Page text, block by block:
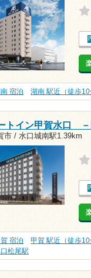
宿泊 湖南 駅近（徒歩10
トイン甲賀水口 －
市 / 水口城南駅1.39km
宿泊 甲賀 駅近（徒歩10
松尾駅